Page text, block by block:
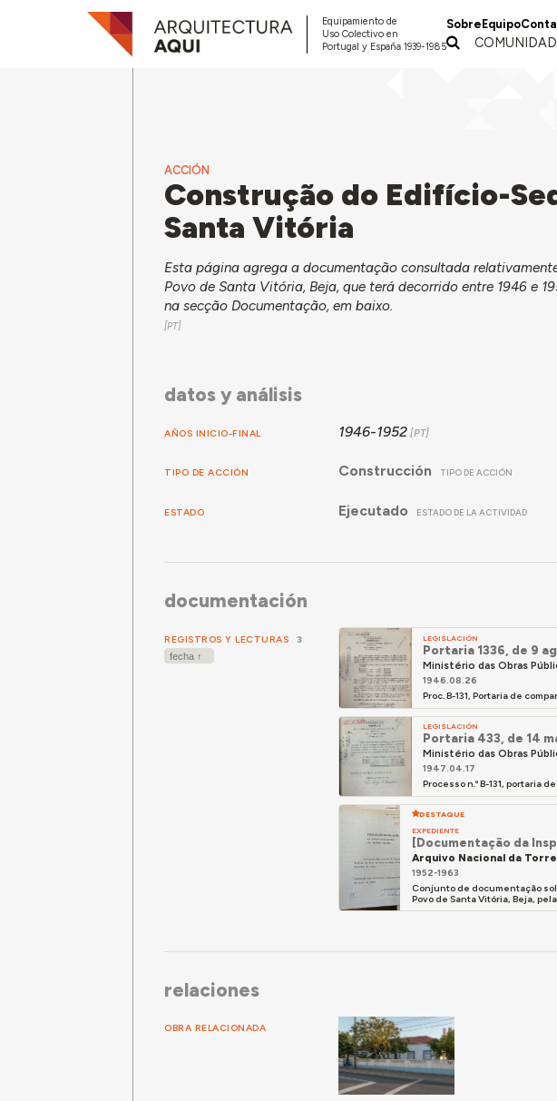
Equipamiento de
Uso Colectivo en
Portugal y España 1939-1985
Sobre Equipo
ACCIÓN
Construção do Edifício-
Santa Vitória
Esta página agrega a documentação consultada
Povo de Santa Vitória, Beja, que terá decorrido entre 1946 e
na secção Documentação, em baixo.
datos y análisis
AÑOS INICIO-FINAL 1946-1952
TIPO DE ACCIÓN Construcción TIPO DE ACCIÓN
ESTADO Ejecutado ESTADO DE LA ACTIVIDAD
documentación
REGISTROS Y LECTURAS 3 LEGISLACIÓN
Portaria 1336, de 9
Ministério das Obras
1946.08.26
Proc. B-131, Portaria de
LEGISLACIÓN
Portaria 433, de 14
Ministério das Obras
1947.04.17
Processo n.º B-131, portaria
DESTAQUE
EXPEDIENTE
[Documentação da
Arquivo Nacional da
1952-1963
Conjunto de documentação
Povo de Santa Vitória, Beja,
relaciones
OBRA RELACIONADA